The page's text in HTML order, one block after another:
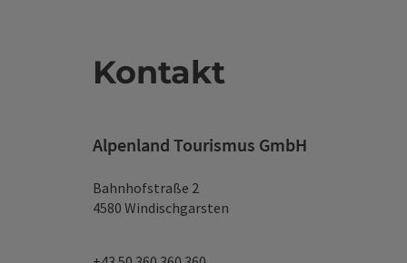
Kontakt
Alpenland Tourismus GmbH
Bahnhofstraße 2
4580 Windischgarsten